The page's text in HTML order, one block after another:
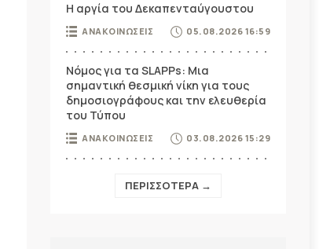
Η αργία του Δεκαπενταύγουστου
ΑΝΑΚΟΙΝΩΣΕΙΣ 05.08.2026 16:59
Νόμος για τα SLAPPs: Μια
σημαντική θεσμική νίκη για τους
δημοσιογράφους και την ελευθερία
του Τύπου
ΑΝΑΚΟΙΝΩΣΕΙΣ 03.08.2026 15:29
ΠΕΡΙΣΣΟΤΕΡΑ →